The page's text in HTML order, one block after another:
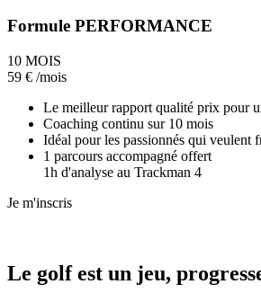
Formule PERFORMANCE
10 MOIS
59 € /mois
Le meilleur rapport qualité prix pour
Coaching continu sur 10 mois
Idéal pour les passionnés qui veulent
1 parcours accompagné offert
1h d'analyse au Trackman 4
Je m'inscris
Le golf est un jeu,